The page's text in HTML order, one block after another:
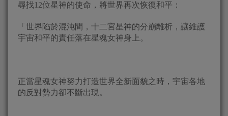
尋找12位星神的使命，將世界再次恢復和平：
「世界陷於混沌間，十二宮星神的分崩離析，讓維護
宇宙和平的責任落在星魂女神身上。
正當星魂女神努力打造世界全新面貌之時，宇宙各地
的反對勢力卻不斷出現。